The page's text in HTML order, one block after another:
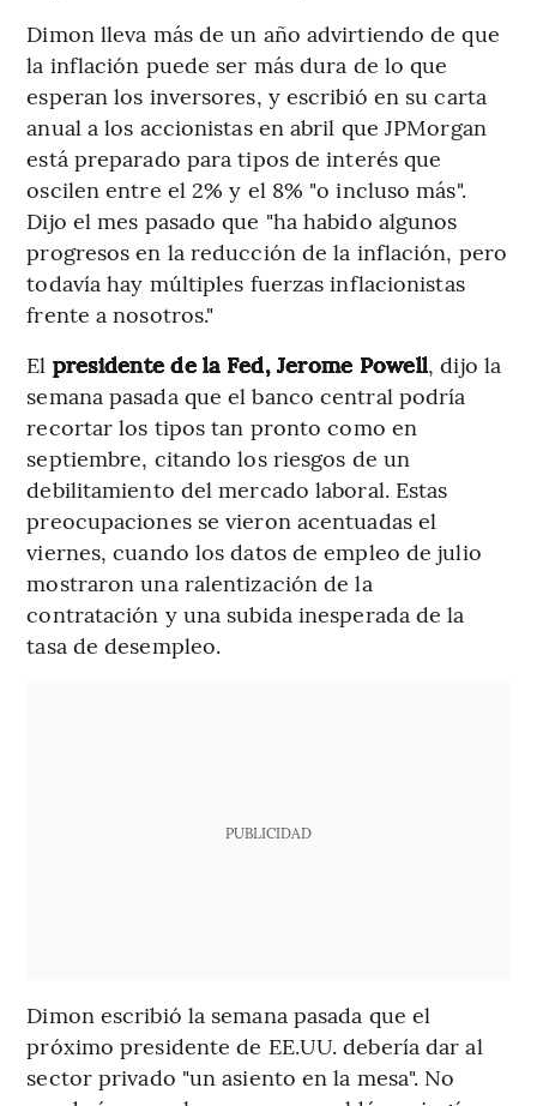
Dimon lleva más de un año advirtiendo de que
la inflación puede ser más dura de lo que
esperan los inversores, y escribió en su carta
anual a los accionistas en abril que JPMorgan
está preparado para tipos de interés que
oscilen entre el 2% y el 8% "o incluso más".
Dijo el mes pasado que "ha habido algunos
progresos en la reducción de la inflación, pero
todavía hay múltiples fuerzas inflacionistas
frente a nosotros."
El presidente de la Fed, Jerome Powell, dijo la
semana pasada que el banco central podría
recortar los tipos tan pronto como en
septiembre, citando los riesgos de un
debilitamiento del mercado laboral. Estas
preocupaciones se vieron acentuadas el
viernes, cuando los datos de empleo de julio
mostraron una ralentización de la
contratación y una subida inesperada de la
tasa de desempleo.
PUBLICIDAD
Dimon escribió la semana pasada que el
próximo presidente de EE.UU. debería dar al
sector privado "un asiento en la mesa". No